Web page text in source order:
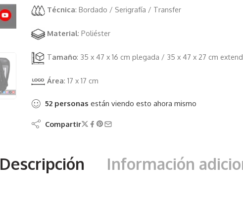
Técnica: Bordado / Serigrafía / Transfer
Material: Poliéster
Tamaño: 35 x 47 x 16 cm plegada / 35 x 47 x 27 cm
Área: 17 x 17 cm
52 personas están viendo esto ahora mismo
Compartir
Descripción Información